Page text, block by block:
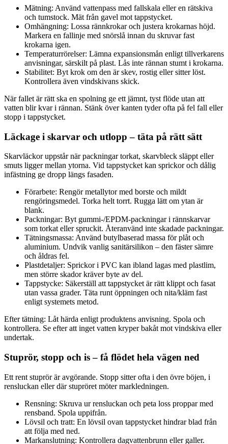
Mätning: Använd vattenpass med fallskala eller en rätskiva
och tumstock. Mät från gavel mot tappstycket.
Omhängning: Lossa rännkrokar och justera krokarnas höjd.
Markera en fallinje med snörslå innan du skruvar fast
krokarna igen.
Temperaturrörelser: Lämna expansionsmån enligt tillverkarens
anvisningar, särskilt på plast. Lås inte rännan stumt i krokarna.
Stabilitet: Byt krok om den är skev, rostig eller sitter löst.
Kontrollera även vindskivans skick.
När fallet är rätt ska en spolning ge ett jämnt, tyst flöde utan att
vatten blir kvar i rännan. Stänk över kanten tyder ofta på fel fall eller
stopp i tappstycket.
Läckage i skarvar och utlopp – täta på rätt sätt
Skarvläckor uppstår när packningar torkat, skarvbleck släppt eller
smuts ligger mellan ytorna. Vid tappstycket kan sprickor och dålig
infästning ge dropp längs fasaden.
Förarbete: Rengör metallytor med borste och mildt
rengöringsmedel. Torka helt torrt. Rugga lätt om ytan är
blank.
Packningar: Byt gummi-/EPDM-packningar i rännskarvar
som torkat eller spruckit. Återanvänd inte skadade packningar.
Tätningsmassa: Använd butylbaserad massa för plåt och
aluminium. Undvik vanlig sanitärsilikon – den fäster sämre
och åldras fel.
Plastdetaljer: Sprickor i PVC kan ibland lagas med plastlim,
men större skador kräver byte av del.
Tappstycke: Säkerställ att tappstycket är rätt klippt och fasat
utan vassa grader. Täta runt öppningen och nita/kläm fast
enligt systemets metod.
Efter tätning: Låt härda enligt produktens anvisning. Spola och
kontrollera. Se efter att inget vatten kryper bakåt mot vindskiva eller
undertak.
Stuprör, stopp och is – få flödet hela vägen ned
Ett rent stuprör är avgörande. Stopp sitter ofta i den övre böjen, i
rensluckan eller där stupröret möter markledningen.
Rensning: Skruva ur rensluckan och peta loss proppar med
rensband. Spola uppifrån.
Lövsil och tratt: En lövsil ovan tappstycket hindrar blad från
att följa med ned.
Markanslutning: Kontrollera dagvattenbrunn eller galler.